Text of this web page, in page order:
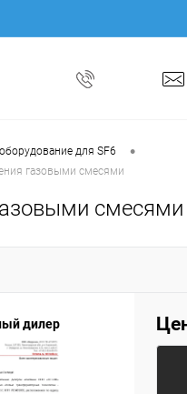
для SF6 •
газовыми смесями
смесями
дилер